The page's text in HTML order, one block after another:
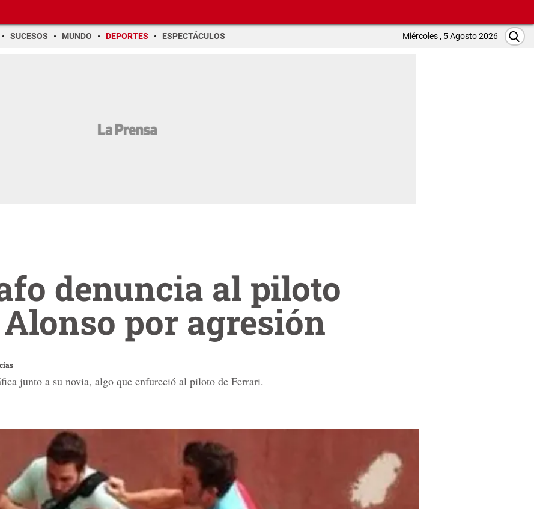
SUCESOS MUNDO DEPORTES ESPECTÁCULOS Miércoles , 5 Agosto 2026
denuncia al piloto
por agresión
junto a su novia, algo que enfureció al piloto de Ferrari.